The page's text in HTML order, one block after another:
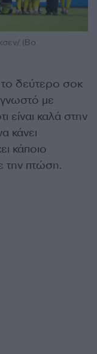
(Bo
δεύτερο σοκ
με
είναι καλά στην
κάνει
κάποιο
την πτώση.